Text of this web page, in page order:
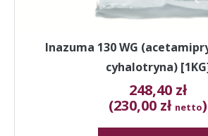
Inazuma 130 WG
cyhalotryna)
248,40 zł
(230,00 zł netto)